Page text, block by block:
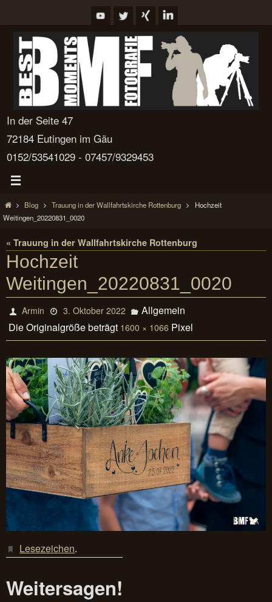
springen
In der Seite 47
72184 Eutingen im Gäu
0152/53541029 - 07457/9329453
StartBlog Trauung in der Wallfahrtskirche Rottenburg
Hochzeit
Weitingen_20220831_0020
« Trauung in der Wallfahrtskirche Rottenburg
Hochzeit
Weitingen_20220831_0020
Armin 3. Oktober 2022
Allgemein
Die Originalgröße beträgt 1600 × 1066 Pixel
Lesezeichen.
Weitersagen!